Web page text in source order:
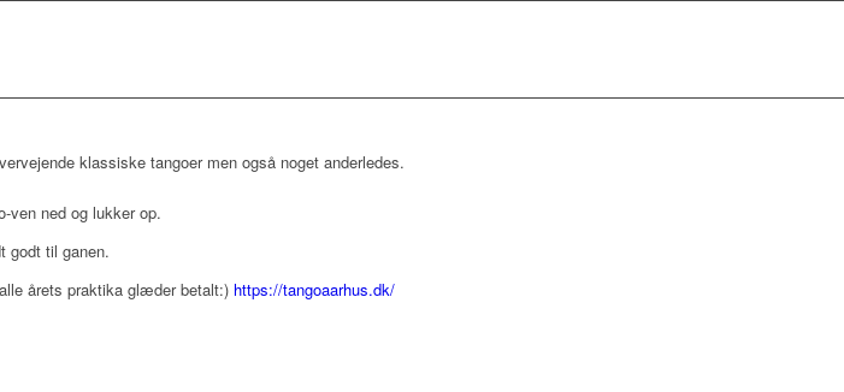
klassiske tangoer men også noget anderledes.
ven ned og lukker op.
godt til ganen.
årets praktika glæder betalt:) https://tangoaarhus.dk/